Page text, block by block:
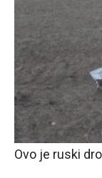
Ovo je ruski